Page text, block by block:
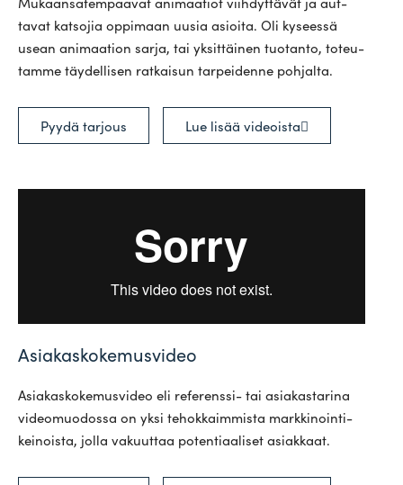
tavat kat­sojia oppimaan uusia asioita. Oli kyseessä
usean ani­maation sarja, tai yksit­täinen tuo­tanto, toteu­
tamme täy­del­lisen rat­kaisun tar­pei­denne pohjalta.
Pyydä tarjous Lue lisää videoista
Asiakaskokemusvideo
Asia­kas­ko­ke­mus­video eli refe­renssi- tai asia­kas­tarina
video­muo­dossa on yksi tehok­kaim­mista mark­ki­noin­ti­
kei­noista, jolla vakuuttaa poten­ti­aa­liset asiakkaat.